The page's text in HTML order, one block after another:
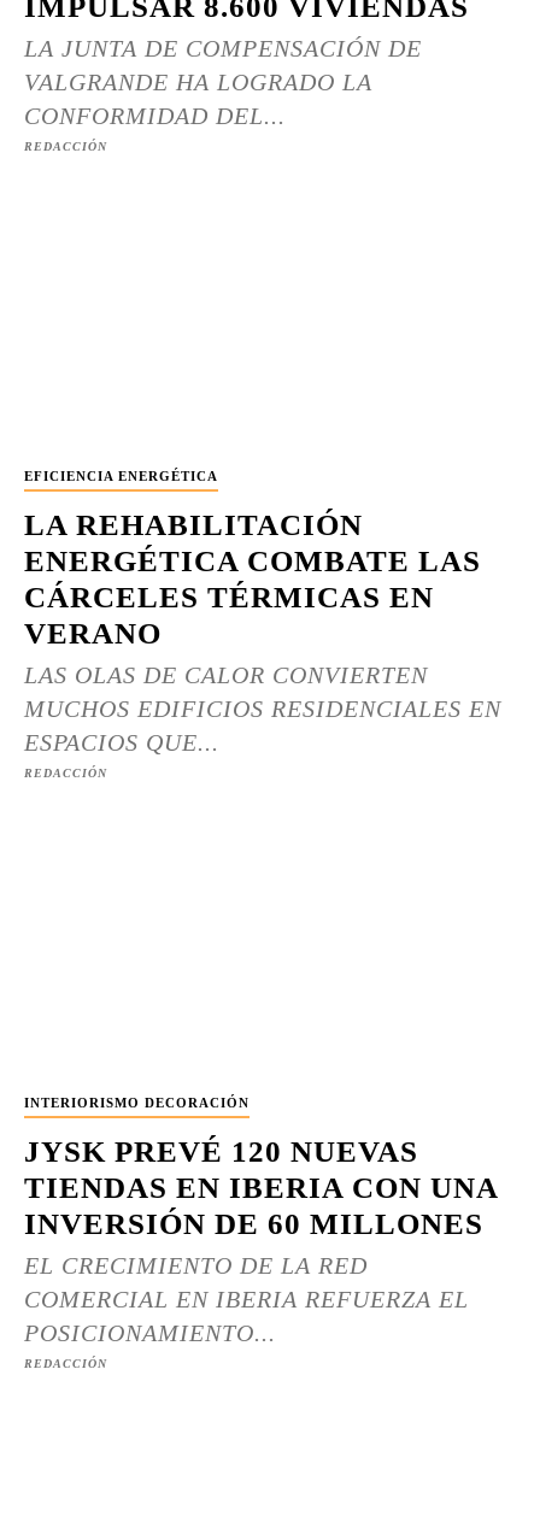
IMPULSAR 8.600 VIVIENDAS
LA JUNTA DE COMPENSACIÓN DE
VALGRANDE HA LOGRADO LA
CONFORMIDAD DEL...
REDACCIÓN
EFICIENCIA ENERGÉTICA
LA REHABILITACIÓN
ENERGÉTICA COMBATE LAS
CÁRCELES TÉRMICAS EN
VERANO
LAS OLAS DE CALOR CONVIERTEN
MUCHOS EDIFICIOS RESIDENCIALES EN
ESPACIOS QUE...
REDACCIÓN
INTERIORISMO DECORACIÓN
JYSK PREVÉ 120 NUEVAS
TIENDAS EN IBERIA CON UNA
INVERSIÓN DE 60 MILLONES
EL CRECIMIENTO DE LA RED
COMERCIAL EN IBERIA REFUERZA EL
POSICIONAMIENTO...
REDACCIÓN